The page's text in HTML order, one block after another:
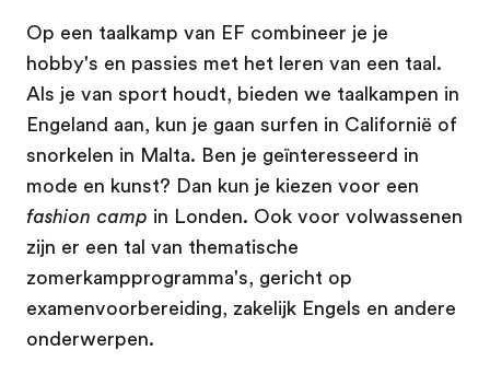
Op een taalkamp van EF combineer je je
hobby's en passies met het leren van een taal.
Als je van sport houdt, bieden we taalkampen in
Engeland aan, kun je gaan surfen in Californië of
snorkelen in Malta. Ben je geïnteresseerd in
mode en kunst? Dan kun je kiezen voor een
fashion camp in Londen. Ook voor volwassenen
zijn er een tal van thematische
zomerkampprogramma's, gericht op
examenvoorbereiding, zakelijk Engels en andere
onderwerpen.